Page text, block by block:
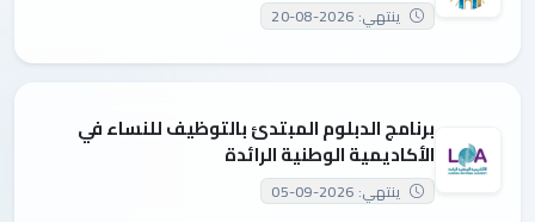
ينتهي: 2026-08-20
برنامج الدبلوم المبتدئ بالتوظيف للنساء في
الأكاديمية الوطنية الرائدة
ينتهي: 2026-09-05